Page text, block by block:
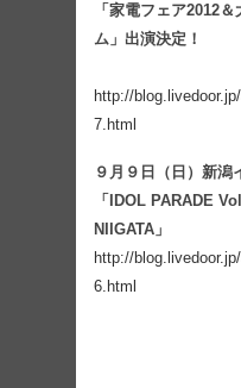
「家電フェア2012
ム」出演決定！
http://
7.html
９月９日（日）新潟
「IDOL PARADE
NIIGATA」
http://
6.html